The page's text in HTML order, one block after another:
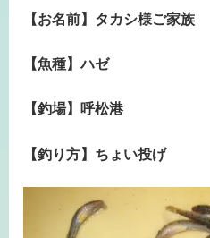
【お名前】タカシ様ご家族
【魚種】ハゼ
【釣場】呼松港
【釣り方】ちょい投げ